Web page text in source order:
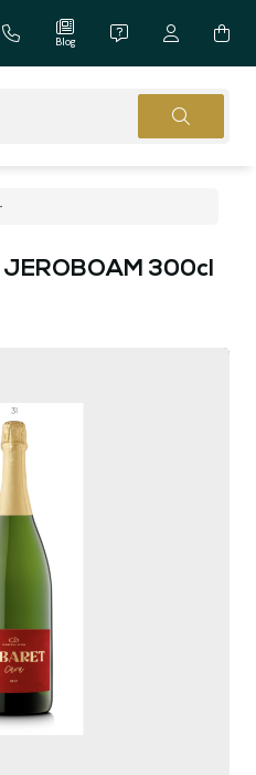
Blog
300cl